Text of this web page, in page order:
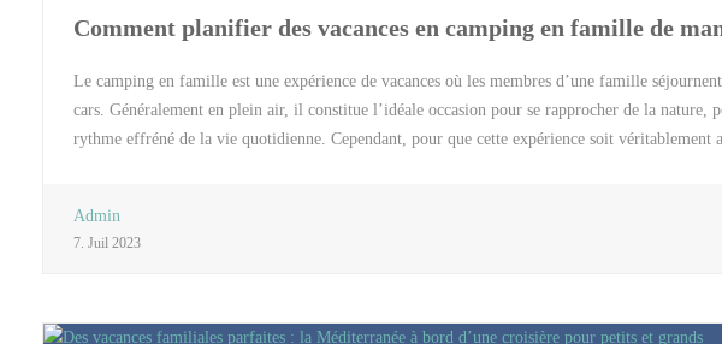
Comment planifier des vacances en camping en famille de
Le camping en famille est une expérience de vacances où les membres d’une famille
cars. Généralement en plein air, il constitue l’idéale occasion pour se rapprocher de la nature,
rythme effréné de la vie quotidienne. Cependant, pour que cette expérience soit véritablement
est important de prendre en compte les intérêts et les goûts de chacun. Pour ce faire, essayez
Admin
7. Juil 2023